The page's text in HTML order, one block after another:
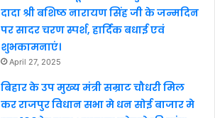
दादा श्री बशिष्ठ नारायण सिंह जी के जन्मदिन
पर सादर चरण स्पर्श, हार्दिक बधाई एवं
शुभकामनाएं।
April 27, 2025
बिहार के उप मुख्य मंत्री सम्राट चौधरी मिल
कर राजपुर विधान सभा मे धन सोई बाजार मे